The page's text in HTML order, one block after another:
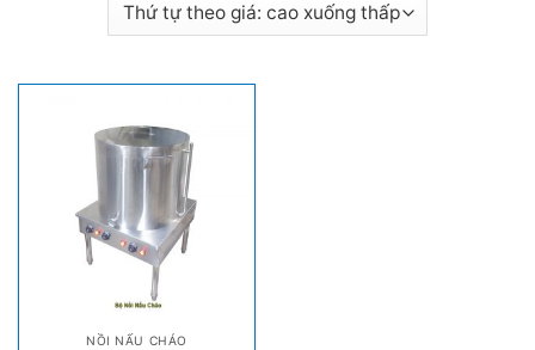
NỒI NẤU CHÁO